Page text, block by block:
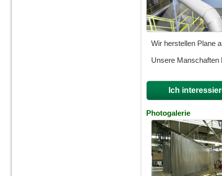
Wir herstellen Plane
Unsere Manschaften
Ich
Photogalerie